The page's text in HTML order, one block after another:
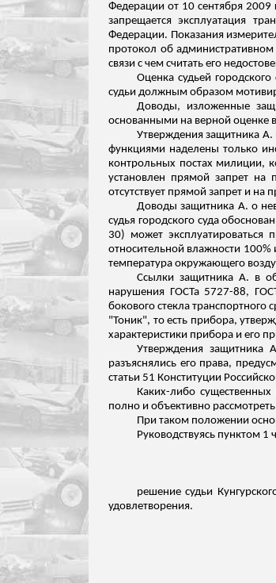
Федерации от 10 сентября 2009
запрещается эксплуатация
Федерации. Показания
протокол об
связи с чем считать его
Оценка судьей
судьи должным образом
Доводы, изложенные
основанными на верной оценке
Утверждения защитника А.
функциями наделены только
контрольных постах милиции,
установлен прямой запрет на
отсутствует прямой запрет и на
Доводы защитника А. о
судья городского суда
30) может эксплуатироваться
относительной влажности 100%
температура окружающего
Ссылки защитника А. в
нарушения ГОСТа 5727-88,
бокового стекла
"Тоник", то есть прибора,
характеристики прибора и его
Утверждения защитника
разъяснялись его права,
статьи 51 Конституции
Каких-либо
полно и объективно
При таком положении
Руководствуясь пунктом 1
решение судьи
удовлетворения.